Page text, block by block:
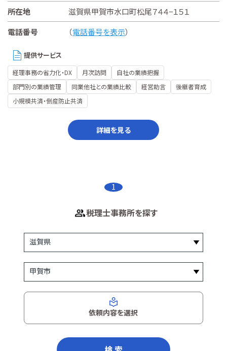
所在地
滋賀県甲賀市水口町松尾７４４−１５１
電話番号
（電話番号を表示）
提供サービス
経理事務の省力化・DX 月次訪問
自社の業績把握
部門別の業績管理
同業他社との業績比較 経営助言
後継者育成
小規模共済・倒産防止共済
詳細を見る
1
税理士事務所を探す
依頼内容を選択